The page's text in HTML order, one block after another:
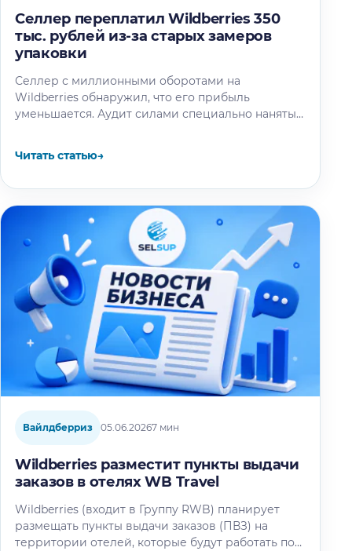
Селлер переплатил Wildberries 350
тыс. рублей из-за старых замеров
упаковки
Селлер с миллионными оборотами на
Wildberries обнаружил, что его прибыль
уменьшается. Аудит силами специально нанятых
упаковки…
Читать статью→
Вайлдберриз 05.06.20267 мин
Wildberries разместит пункты выдачи
заказов в отелях WB Travel
Wildberries (входит в Группу RWB) планирует
размещать пункты выдачи заказов (ПВЗ) на
территории отелей, которые будут работать под